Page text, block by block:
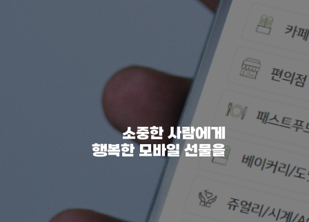
소중한 사람에게
행복한 모바일 선물을